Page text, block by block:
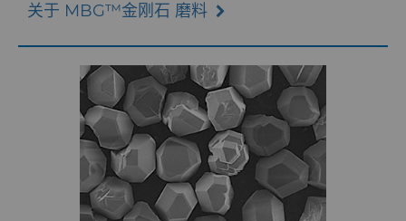
医疗
碳化硅半导体
炼钢
工具制造
研发
条款和条件
Supply Chain
可持续性
关于 MBG™金刚石 磨料